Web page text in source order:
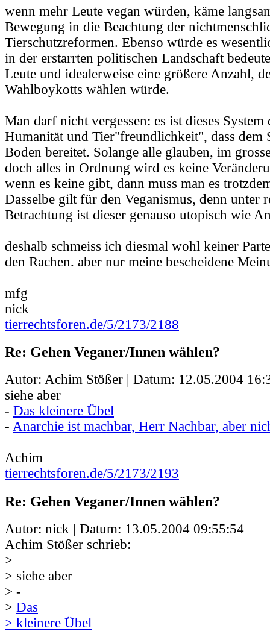
wenn mehr Leute vegan würden, käme
Bewegung in die Beachtung der
Tierschutzreformen. Ebenso würde es
in der erstarrten politischen Landschaft
Leute und idealerweise eine größere Anzahl,
Wahlboykotts wählen würde.
Man darf nicht vergessen: es ist dieses System
Humanität und Tier"freundlichkeit", dass dem
Boden bereitet. Solange alle glauben, im
doch alles in Ordnung wird es keine
wenn es keine gibt, dann muss man es
Dasselbe gilt für den Veganismus, denn unter
Betrachtung ist dieser genauso utopisch wie
deshalb schmeiss ich diesmal wohl keiner
den Rachen. aber nur meine bescheidene
mfg
nick
tierrechtsforen.de/5/2173/2188
Re: Gehen Veganer/Innen wählen?
Autor: Achim Stößer | Datum: 12.05.2004
siehe aber
- Das kleinere Übel
- Anarchie ist machbar, Herr Nachbar, aber
Achim
tierrechtsforen.de/5/2173/2193
Re: Gehen Veganer/Innen wählen?
Autor: nick | Datum: 13.05.2004 09:55:54
Achim Stößer schrieb:
>
> siehe aber
> -
> Das
> kleinere Übel